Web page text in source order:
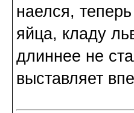
наелся,
яйца, кладу
длиннее не
выставляет